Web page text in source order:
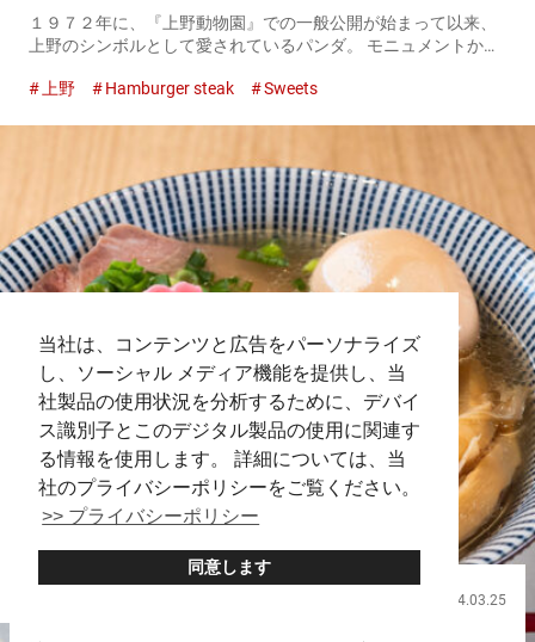
当社は、コンテンツと広告をパーソナライズ
し、ソーシャル メディア機能を提供し、当
社製品の使用状況を分析するために、デバイ
ス識別子とこのデジタル製品の使用に関連す
る情報を使用します。 詳細については、当
社のプライバシーポリシーをご覧ください。
>> プライバシーポリシー
同意します
１９７２年に、『上野動物園』での一般公開が始まって以来、
上野のシンボルとして愛されているパンダ。 モニュメントから
できます。 JR上野駅の公園口を出てすぐの場所にあるレストラ
上野 Hamburger steak Sweets
2024.03.25